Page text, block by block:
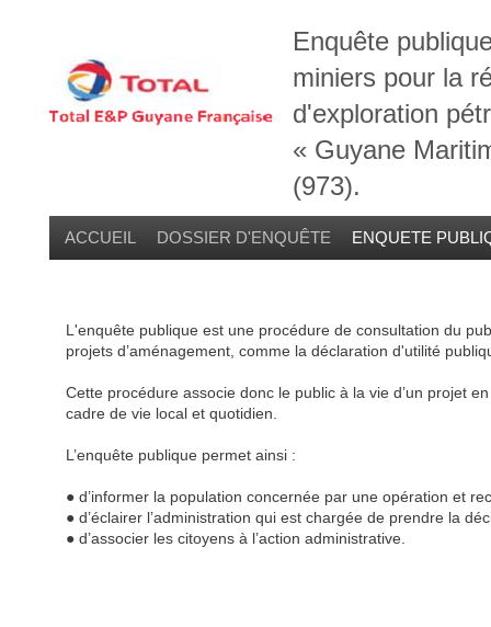
Enquête
miniers pour la
d'exploration
« Guyane
(973).
ENQUETE
ACCUEIL DOSSIER D'ENQUÊTE
L'enquête publique est une procédure de consultation du
projets d’aménagement, comme la déclaration d'utilité
Cette procédure associe donc le public à la vie d’un projet
cadre de vie local et quotidien.
L’enquête publique permet ainsi :
● d’informer la population concernée par une opération et
● d’éclairer l’administration qui est chargée de prendre la
● d’associer les citoyens à l’action administrative.